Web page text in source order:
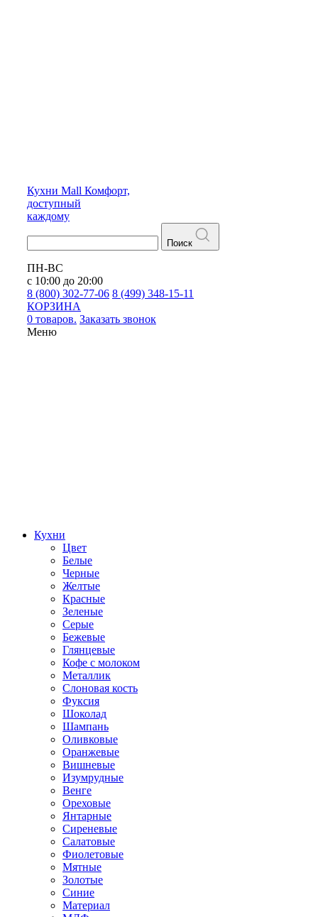
Кухни Mall Комфорт,
доступный
каждому
Поиск
ПН-ВС
с 10:00 до 20:00
8 (800) 302-77-06 8 (499) 348-15-11
КОРЗИНА
0 товаров. Заказать звонок
Меню
Кухни
Цвет
Белые
Черные
Желтые
Красные
Зеленые
Серые
Бежевые
Глянцевые
Кофе с молоком
Металлик
Слоновая кость
Фуксия
Шоколад
Шампань
Оливковые
Оранжевые
Вишневые
Изумрудные
Венге
Ореховые
Янтарные
Сиреневые
Салатовые
Фиолетовые
Мятные
Золотые
Синие
Материал